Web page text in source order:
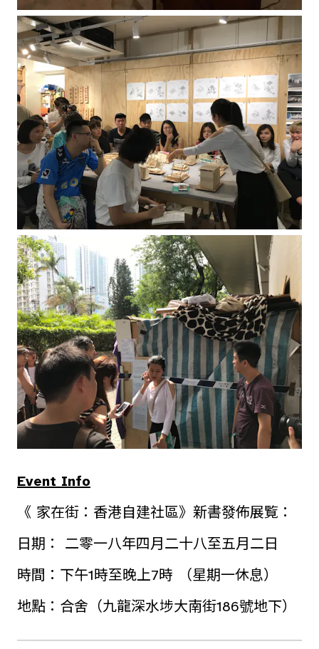
Event Info
《 家在街：香港自建社區》新書發佈展覧：
日期： 二零一八年四月二十八至五月二日
時間：下午1時至晚上7時 （星期一休息）
地點：合舍（九龍深水埗大南街186號地下）